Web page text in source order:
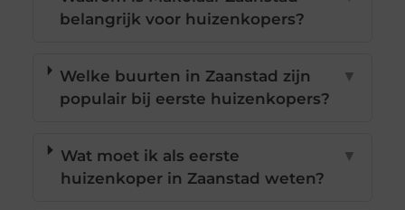
belangrijk voor huizenkopers?
Welke buurten in Zaanstad zijn
populair bij eerste huizenkopers?
▼
Wat moet ik als eerste
huizenkoper in Zaanstad weten?
▼